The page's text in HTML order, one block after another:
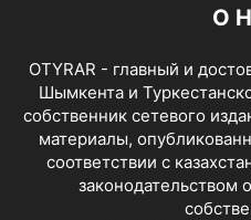
О
OTYRAR - главный и
Шымкента и
собственник сетевого
материалы,
соответствии с
законодательством